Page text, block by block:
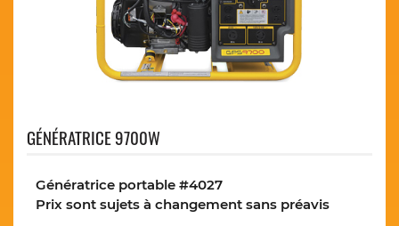
GÉNÉRATRICE 9700W
Génératrice portable #4027
Prix sont sujets à changement sans préavis